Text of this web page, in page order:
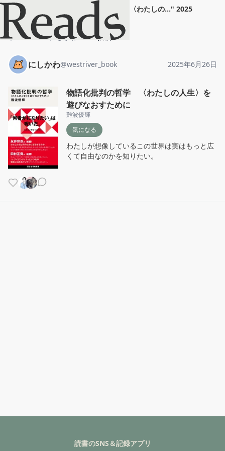
物語化批判の哲学 〈わたしの..." 2025
年6月26日
ホーム
にしかわ 投稿
にしかわ@westriver_book 2025年6月26日
物語化批判の哲学 〈わたしの人生〉を
遊びなおすために
難波優輝
気になる
わたしが想像しているこの世界は実はもっと広
くて自由なのかを知りたい。
読書のSNS＆記録アプリ